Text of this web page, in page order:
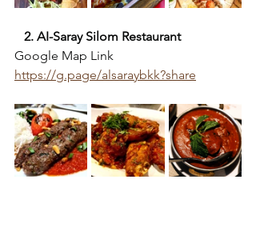
2. AI-Saray Silom Restaurant
Google Map Link
https://g.page/alsaraybkk?share